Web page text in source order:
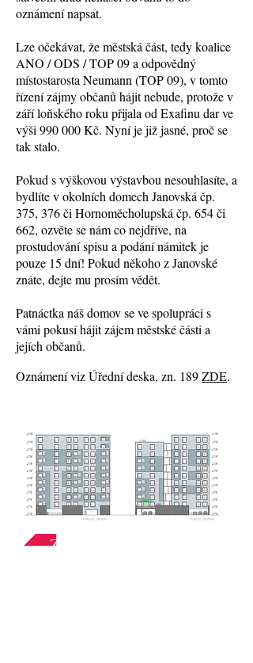
oznámení napsat.
Lze očekávat, že městská část, tedy koalice
ANO / ODS / TOP 09 a odpovědný
místostarosta Neumann (TOP 09), v tomto
řízení zájmy občanů hájit nebude, protože v
září loňského roku přijala od Exafinu dar ve
výši 990 000 Kč. Nyní je již jasné, proč se
tak stalo.
Pokud s výškovou výstavbou nesouhlasíte, a
bydlíte v okolních domech Janovská čp.
375, 376 či Hornoměcholupská čp. 654 či
662, ozvěte se nám co nejdříve, na
prostudování spisu a podání námitek je
pouze 15 dní! Pokud někoho z Janovské
znáte, dejte mu prosím vědět.
Patnáctka náš domov se ve spolupráci s
vámi pokusí hájit zájem městské části a
jejích občanů.
Oznámení viz Úřední deska, zn. 189ZDE.
Zpět